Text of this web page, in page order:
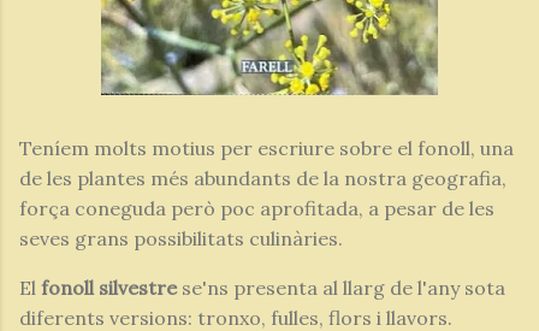
Teníem molts motius per escriure sobre el fonoll, una
de les plantes més abundants de la nostra geografia,
força coneguda però poc aprofitada, a pesar de les
seves grans possibilitats culinàries.
El fonoll silvestrese'ns presenta al llarg de l'any sota
diferents versions: tronxo, fulles, flors i llavors.